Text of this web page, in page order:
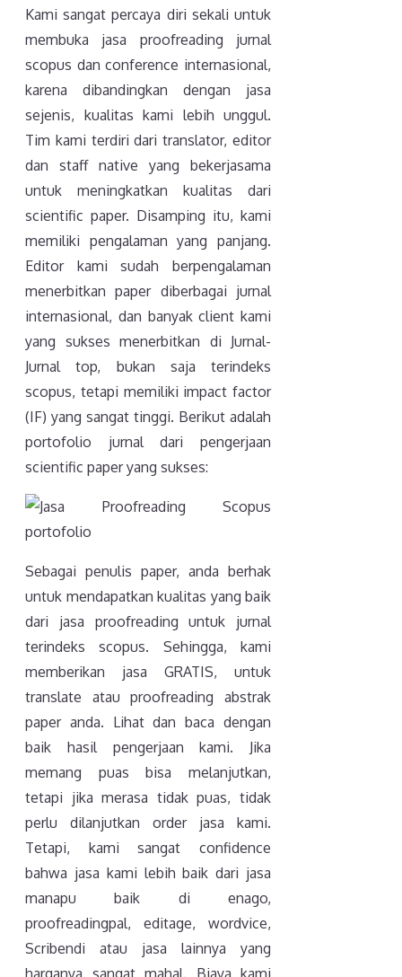
Kami sangat percaya diri sekali untuk
membuka jasa proofreading jurnal
scopus dan conference internasional,
karena dibandingkan dengan jasa
sejenis, kualitas kami lebih unggul.
Tim kami terdiri dari translator, editor
dan staff native yang bekerjasama
untuk meningkatkan kualitas dari
scientific paper. Disamping itu, kami
memiliki pengalaman yang panjang.
Editor kami sudah berpengalaman
menerbitkan paper diberbagai jurnal
internasional, dan banyak client kami
yang sukses menerbitkan di Jurnal-
Jurnal top, bukan saja terindeks
scopus, tetapi memiliki impact factor
(IF) yang sangat tinggi. Berikut adalah
portofolio jurnal dari pengerjaan
scientific paper yang sukses:
Sebagai penulis paper, anda berhak
untuk mendapatkan kualitas yang baik
dari jasa proofreading untuk jurnal
terindeks scopus. Sehingga, kami
memberikan jasa GRATIS, untuk
translate atau proofreading abstrak
paper anda. Lihat dan baca dengan
baik hasil pengerjaan kami. Jika
memang puas bisa melanjutkan,
tetapi jika merasa tidak puas, tidak
perlu dilanjutkan order jasa kami.
Tetapi, kami sangat confidence
bahwa jasa kami lebih baik dari jasa
manapu baik di enago,
proofreadingpal, editage, wordvice,
Scribendi atau jasa lainnya yang
harganya sangat mahal. Biaya kami